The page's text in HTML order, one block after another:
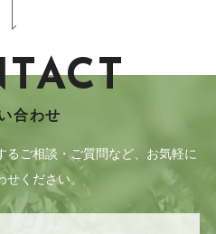
合わせ
るご相談・ご質問など、お気軽に
せください。